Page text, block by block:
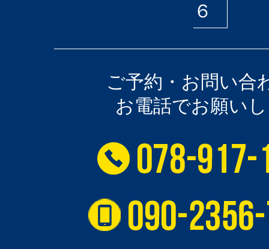
６
ご予約・お問い合
お電話でお願い